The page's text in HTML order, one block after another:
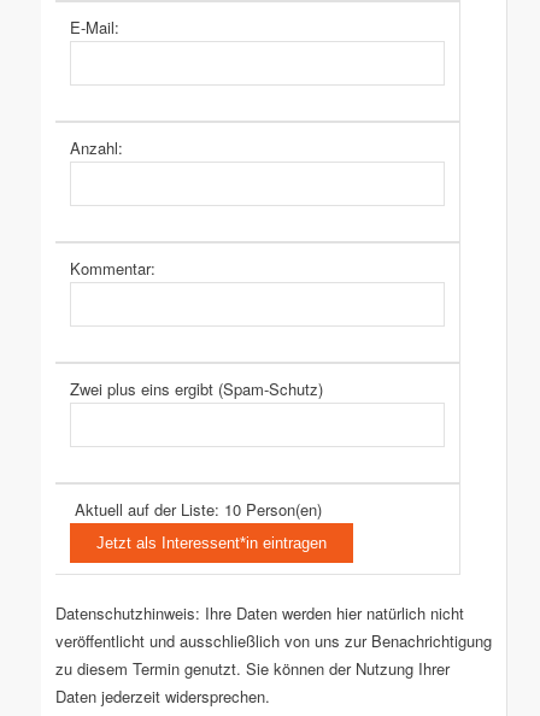
E-Mail:
Anzahl:
Kommentar:
Zwei plus eins ergibt (Spam-Schutz)
Aktuell auf der Liste: 10 Person(en)
Datenschutzhinweis: Ihre Daten werden hier natürlich nicht
veröffentlicht und ausschließlich von uns zur Benachrichtigung
zu diesem Termin genutzt. Sie können der Nutzung Ihrer
Daten jederzeit widersprechen.